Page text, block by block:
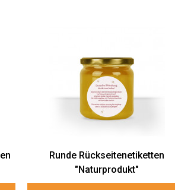
Runde Rückseitenetiketten
"Naturprodukt"